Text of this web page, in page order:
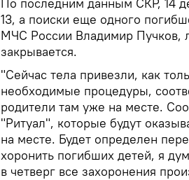
13, а поиски еще одного
МЧС России Владимир Пучков,
закрывается.
"Сейчас тела привезли, как
необходимые процедуры,
родители там уже на месте.
"Ритуал", которые будут
на месте. Будет определен
хоронить погибших детей, я
в четверг все захоронения